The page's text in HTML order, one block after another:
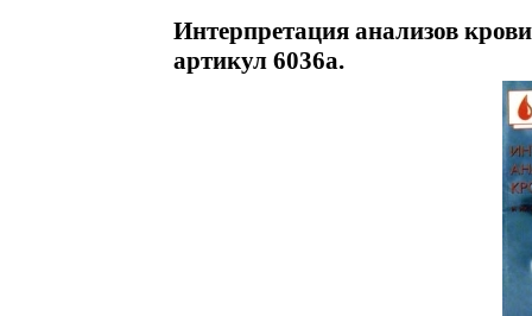
Интерпретация анализов
артикул 6036a.